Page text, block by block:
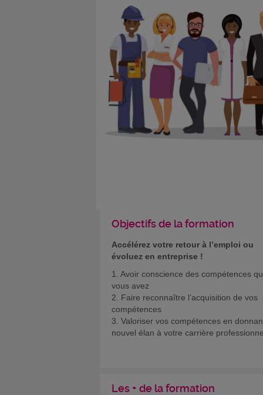
Objectifs de la formation
Accélérez votre retour à l’emploi ou
évoluez en entreprise !
1. Avoir conscience des compétences
vous avez
2. Faire reconnaître l’acquisition de vos
compétences
3. Valoriser vos compétences en
nouvel élan à votre carrière
Les + de la formation